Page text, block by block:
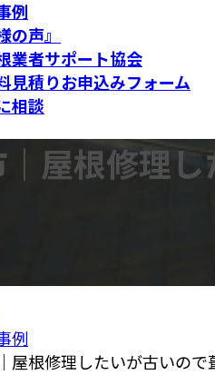
例
の声』
業者サポート協会
見積りお申込みフォーム
相談
屋根修理
例
屋根修理したいが古いので